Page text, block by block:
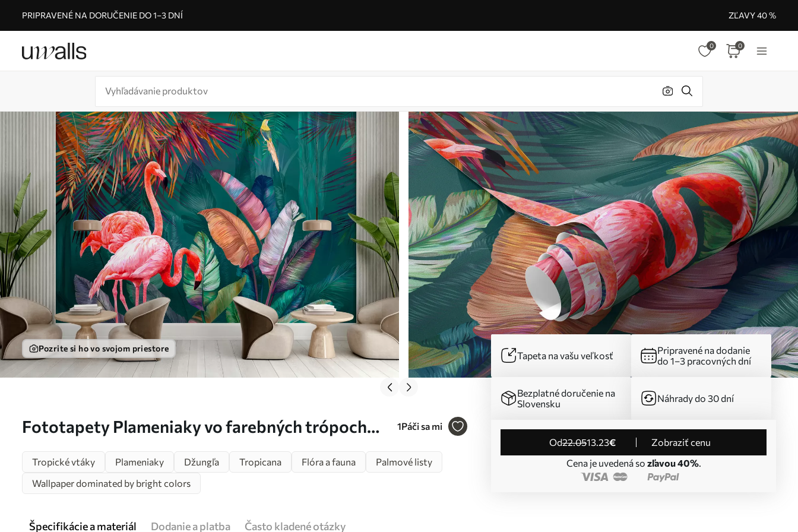
PRIPRAVENÉ NA DORUČENIE DO 1–3 DNÍ ZĽAVY 40 %
0 0
Pozrite si ho vo svojom priestore
Fototapety Plameniaky vo farebných trópoch
1Páči sa mi
Tapeta na vašu veľkosť
Pripravené na dodanie
do 1–3 pracovných dní
Bezplatné doručenie na
Slovensku
Náhrady do 30 dní
od22.0513.23€
Zobraziť cenu
Cena je uvedená so zľavou 40%.
Tropické vtáky Plameniaky Džungľa Tropicana Flóra a fauna
Palmové listy
Wallpaper dominated by bright colors
Špecifikácie a materiál Dodanie a platba Často kladené otázky